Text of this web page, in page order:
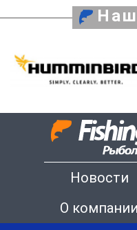
Новости
О компании